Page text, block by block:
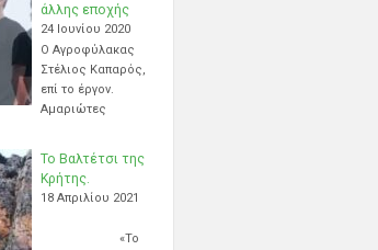
άλλης εποχής
24 Ιουνίου 2020
Ο Αγροφύλακας
Στέλιος Καπαρός,
επί το έργον.
Αμαριώτες
Το Βαλτέτσι της
Κρήτης.
18 Απριλίου 2021
«Το